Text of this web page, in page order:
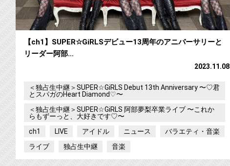
【ch1】SUPER☆GiRLSデビュー13周年のアニバーサリーと
リーダー阿部…
2023.11.08
＜独占生中継＞SUPER☆GiRLS Debut 13th Anniversary 〜♡君
とスパガのHeart Diamond♡〜
＜独占生中継＞SUPER☆GiRLS 阿部夢梨卒業ライブ 〜これか
らもずーっと、大好きです♡〜
ch1
LIVE アイドル ニュース
バラエティ・音楽
ライブ
独占生中継 音楽